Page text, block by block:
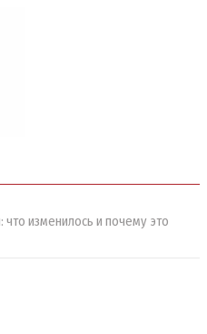
изменилось и почему это